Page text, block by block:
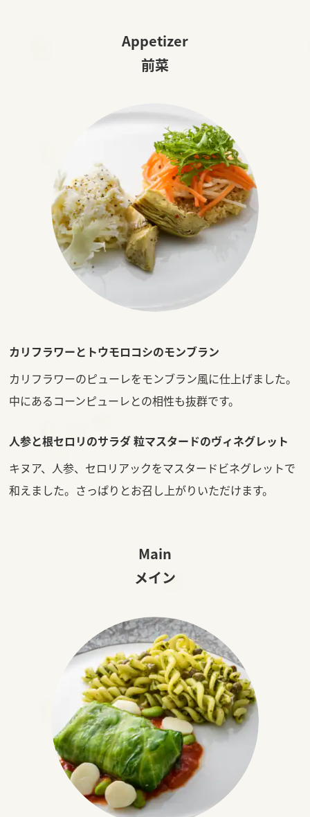
Appetizer
前菜
カリフラワーとトウモロコシのモンブラン
カリフラワーのピューレをモンブラン風に仕上げました。
中にあるコーンピューレとの相性も抜群です。
人参と根セロリのサラダ 粒マスタードのヴィネグレット
キヌア、人参、セロリアックをマスタードビネグレットで
和えました。さっぱりとお召し上がりいただけます。
Main
メイン